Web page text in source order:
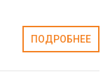
ПОДРОБНЕЕ